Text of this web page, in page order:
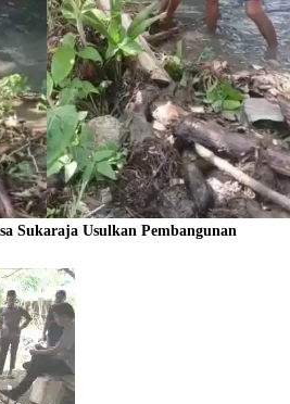
Sukaraja Usulkan Pembangunan